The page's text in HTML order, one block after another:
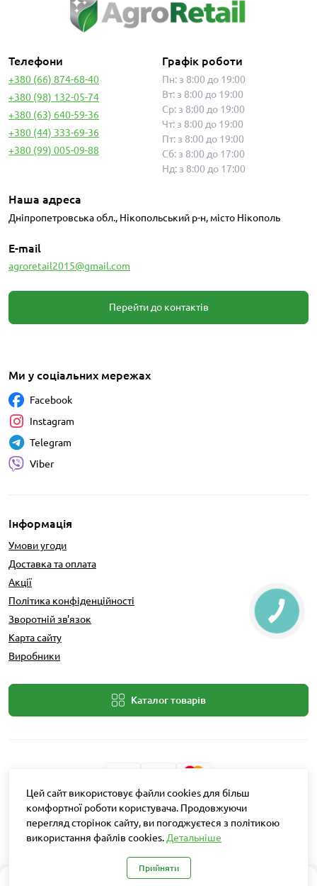
Телефони
+380 (66) 874-68-40
+380 (98) 132-05-74
+380 (63) 640-59-36
+380 (44) 333-69-36
+380 (99) 005-09-88
Графік роботи
Пн: з 8:00 до 19:00
Вт: з 8:00 до 19:00
Ср: з 8:00 до 19:00
Чт: з 8:00 до 19:00
Пт: з 8:00 до 19:00
Сб: з 8:00 до 17:00
Нд: з 8:00 до 17:00
Наша адреса
Дніпропетровська обл., Нікопольський р-н, місто Нікополь
E-mail
agroretail2015@gmail.com
Перейти до контактів
Інформація
Умови угоди
Доставка та оплата
Акції
Політика конфіденційності
Зворотній зв'язок
Карта сайту
Виробники
Каталог товарів
Ми у соціальних мережах
Facebook
Instagram
Telegram
Viber
Розробник: Intent Solutions
Агро Рітейл © 2026
Цей сайт використовує файли cookies для більш
комфортної роботи користувача. Продовжуючи
перегляд сторінок сайту, ви погоджуєтеся з політикою
використання файлів cookies. Детальніше
Прийняти